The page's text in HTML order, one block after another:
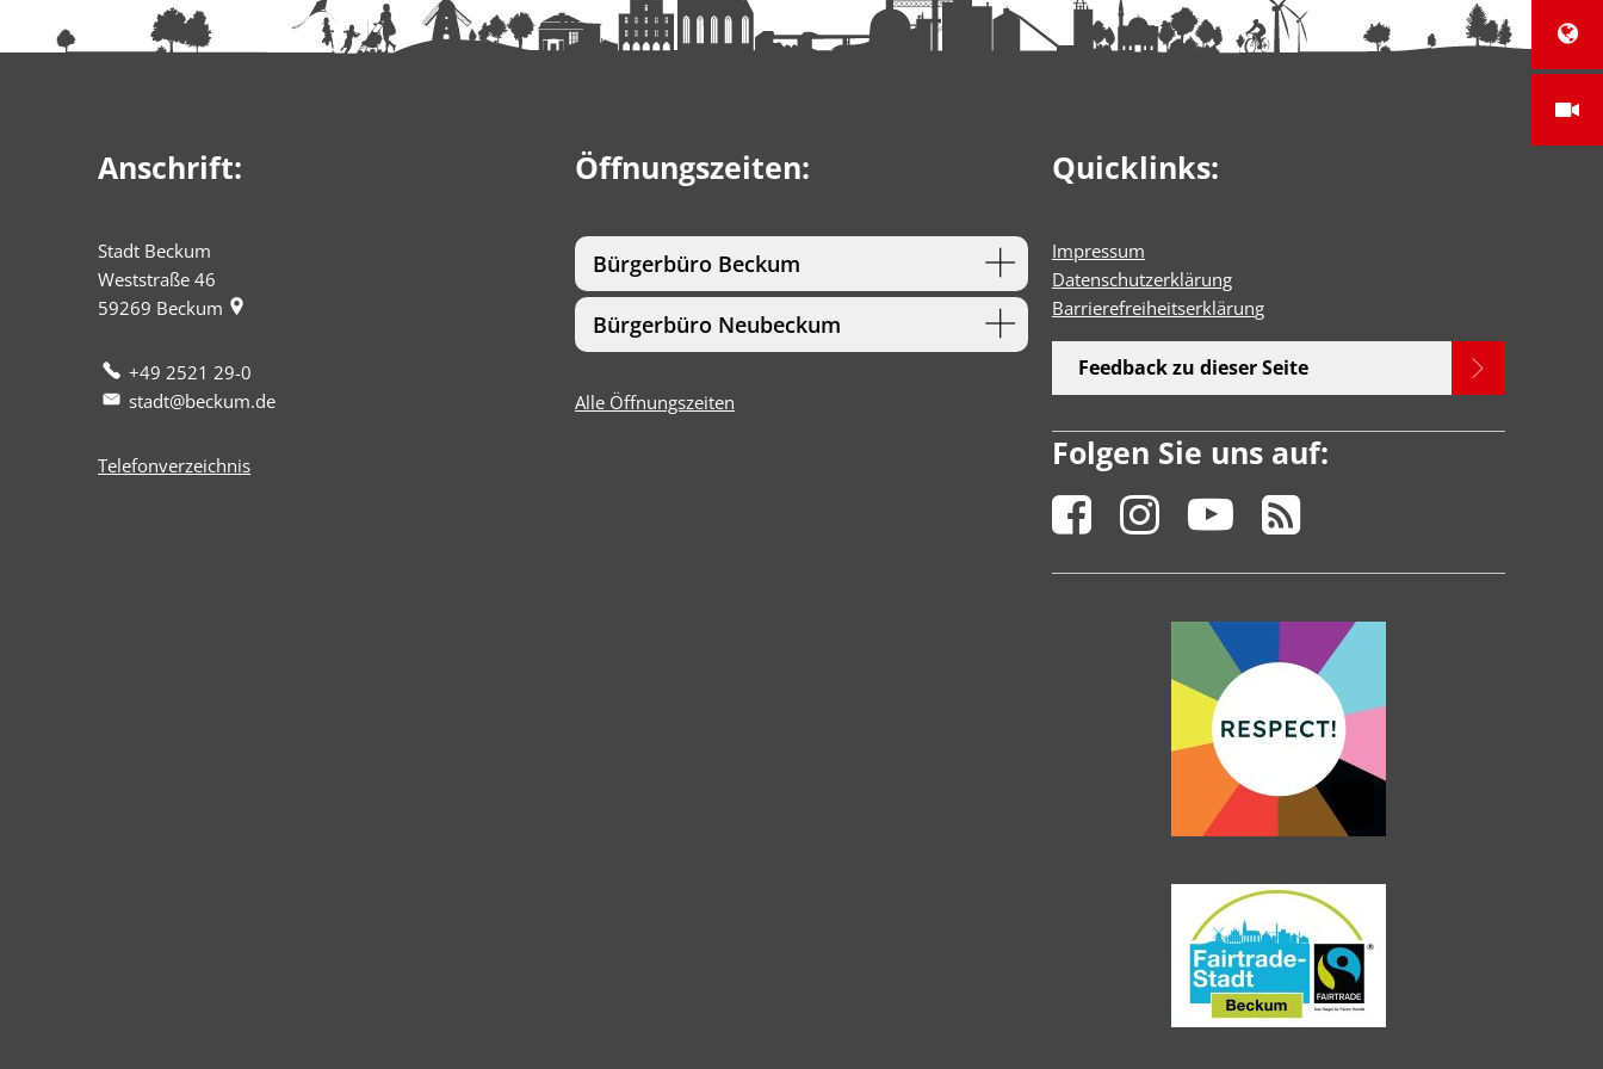
Anschrift:
Stadt Beckum
Weststraße 46
59269 Beckum
+49 2521 29-0
stadt@beckum.de
Telefonverzeichnis
Öffnungszeiten:
Bürgerbüro Beckum
Bürgerbüro Neubeckum
Alle Öffnungszeiten
Quicklinks:
Impressum
Datenschutzerklärung
Barrierefreiheitserklärung
Feedback zu dieser Seite
Folgen Sie uns auf: